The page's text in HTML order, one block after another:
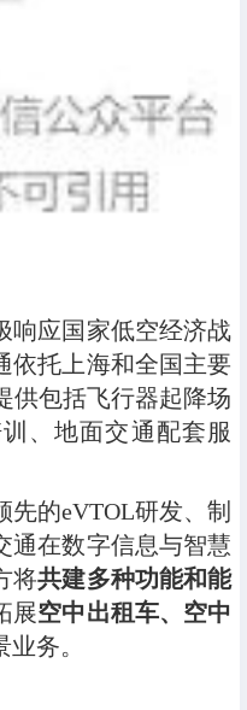
响应国家低空经济战
依托上海和全国主要
供包括飞行器起降场
、地面交通配套服
先的eVTOL研发、制
通在数字信息与智慧
将共建多种功能和能
展空中出租车、空中
务。